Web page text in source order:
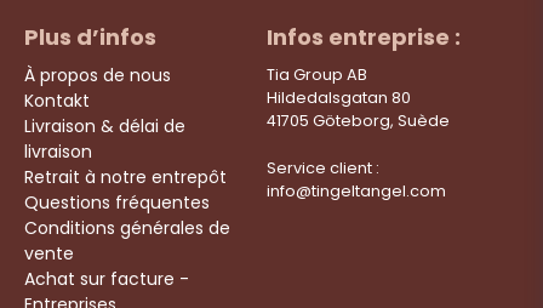
Plus d’infos
À propos de nous
Kontakt
Livraison & délai de
livraison
Retrait à notre entrepôt
Questions fréquentes
Conditions générales de
vente
Achat sur facture -
Infos entreprise :
Tia Group AB
Hildedalsgatan 80
41705 Göteborg, Suède
Service client :
info@tingeltangel.com